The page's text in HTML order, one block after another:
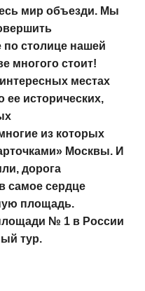
мир объезди. Мы
по столице нашей
многого стоит!
местах
ее исторических,
из которых
Москвы. И
дорога
самое сердце
площадь.
№ 1 в России
тур.